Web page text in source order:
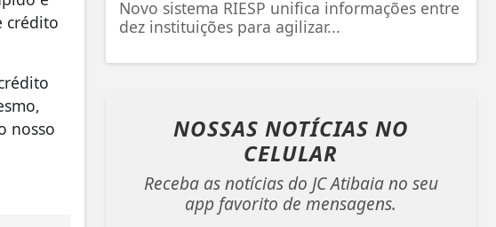
crédito
nosso
Novo sistema RIESP unifica informações entre
dez instituições para agilizar...
NOSSAS NOTÍCIAS NO
CELULAR
Receba as notícias do JC Atibaia no seu
app favorito de mensagens.